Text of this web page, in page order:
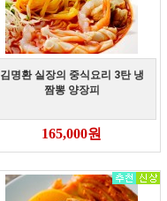
김명환 실장의 중식요리 3탄 냉
짬뽕 양장피
165,000원